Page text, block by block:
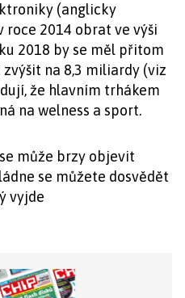
(anglicky
roce 2014 obrat ve výši
2018 by se měl přitom
na 8,3 miliardy (viz
že hlavním trhákem
na welness a sport.
může brzy objevit
se můžete dosvědět
vyjde